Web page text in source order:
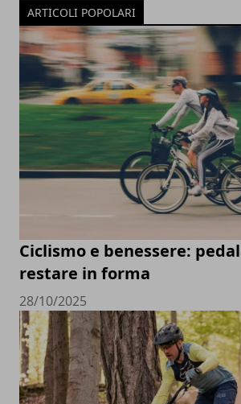
ARTICOLI POPOLARI
Ciclismo e benessere:
restare in forma
28/10/2025